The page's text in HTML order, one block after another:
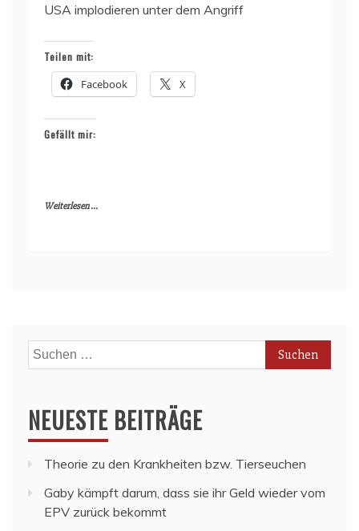
USA implodieren unter dem Angriff
Teilen mit:
Facebook X
Gefällt mir:
Weiterlesen ...
Suchen
nach:
NEUESTE BEITRÄGE
Theorie zu den Krankheiten bzw. Tierseuchen
Gaby kämpft darum, dass sie ihr Geld wieder vom
EPV zurück bekommt